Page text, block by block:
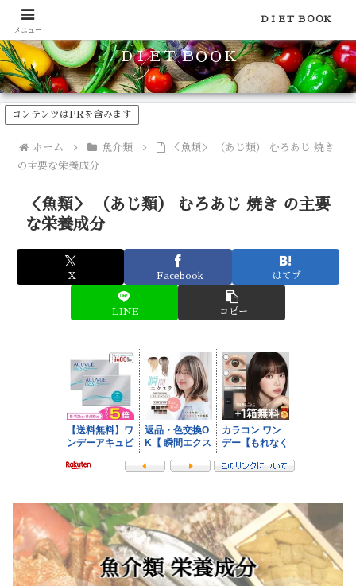
食品のカロリーや糖質などの栄養素がわかる！健康やダイエットに
ＤＩＥＴ ＢＯＯＫ
コンテンツはPRを含みます
ホーム 魚介類
＜魚類＞ （あじ類） むろあじ 焼き
の主要な栄養成分
＜魚類＞ （あじ類） むろあじ 焼き の主要
な栄養成分
X Facebook はてブ
LINE コピー
メニュー
ＤＩＥＴ ＢＯＯＫ